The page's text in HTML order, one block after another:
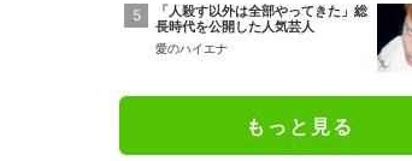
「人殺す以外は全部やってきた」総
長時代を公開した人気芸人
愛のハイエナ
もっと見る